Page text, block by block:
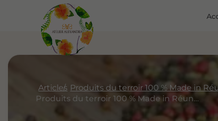
Articles
Produits du terroir 100 % Made in Réunion : un savoir-faire unique